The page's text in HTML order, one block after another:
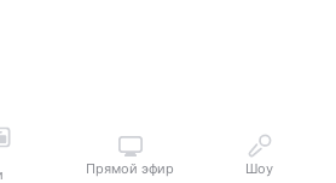
Прямой эфир Шоу